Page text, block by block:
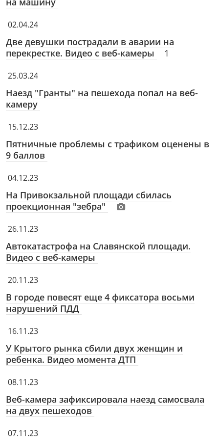
02.04.24
Две девушки пострадали в аварии на
перекрестке. Видео с веб-камеры
1
25.03.24
Наезд "Гранты" на пешехода попал на веб-
камеру
15.12.23
Пятничные проблемы с трафиком оценены в
9 баллов
04.12.23
На Привокзальной площади сбилась
проекционная "зебра"
26.11.23
Автокатастрофа на Славянской площади.
Видео с веб-камеры
20.11.23
В городе повесят еще 4 фиксатора восьми
нарушений ПДД
16.11.23
У Крытого рынка сбили двух женщин и
ребенка. Видео момента ДТП
08.11.23
Веб-камера зафиксировала наезд самосвала
на двух пешеходов
07.11.23